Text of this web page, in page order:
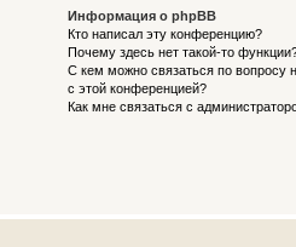
Информация о phpBB
Кто написал эту конференцию?
Почему здесь нет такой-то
С кем можно связаться по вопросу
с этой конференцией?
Как мне связаться с